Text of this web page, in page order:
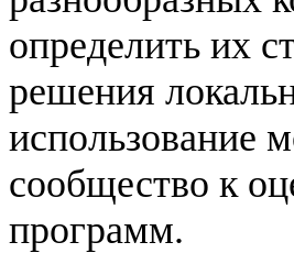
определить их
решения
использование
сообщество к
программ.